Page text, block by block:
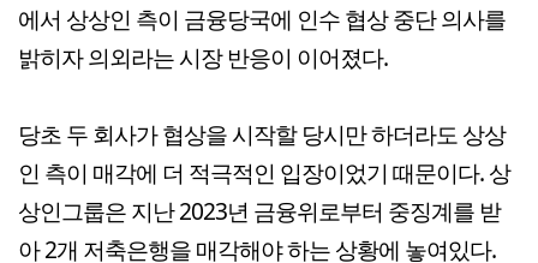
에서 상상인 측이 금융당국에 인수 협상 중단 의사를
밝히자 의외라는 시장 반응이 이어졌다.
당초 두 회사가 협상을 시작할 당시만 하더라도 상상
인 측이 매각에 더 적극적인 입장이었기 때문이다. 상
상인그룹은 지난 2023년 금융위로부터 중징계를 받
아 2개 저축은행을 매각해야 하는 상황에 놓여있다.